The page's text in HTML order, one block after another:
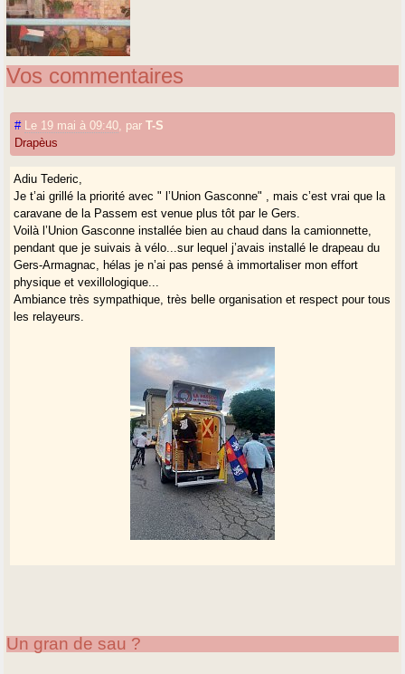
Vos commentaires
# Le 19 mai à 09:40 parT-S
Drapèus
Adiu Tederic,
Je t’ai grillé la priorité avec " l’Union Gasconne" , mais c’est vrai que la
caravane de la Passem est venue plus tôt par le Gers.
Voilà l’Union Gasconne installée bien au chaud dans la camionnette,
pendant que je suivais à vélo...sur lequel j’avais installé le drapeau du
Gers-Armagnac, hélas je n’ai pas pensé à immortaliser mon effort
physique et vexillologique...
Ambiance très sympathique, très belle organisation et respect pour tous
les relayeurs.
Un gran de sau ?